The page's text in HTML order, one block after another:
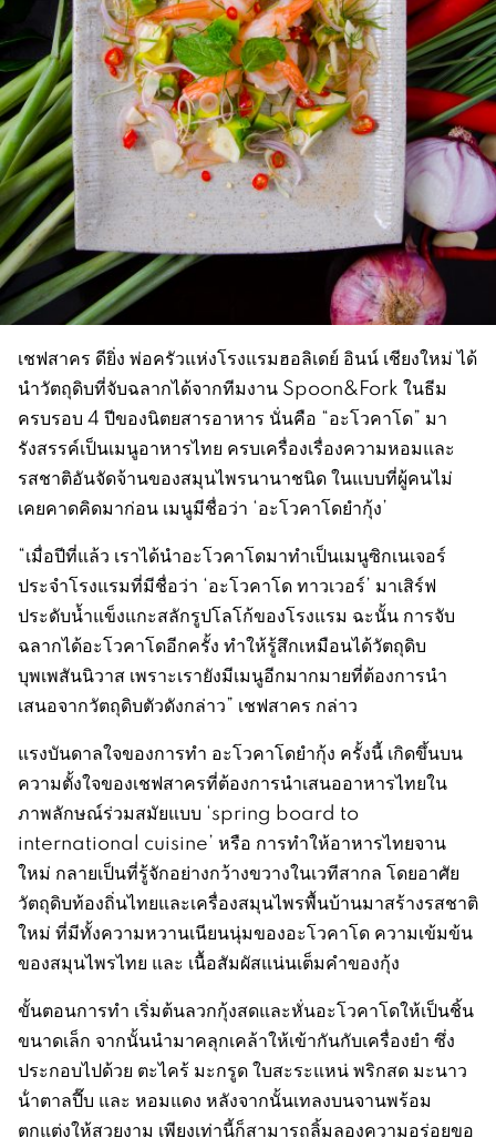
เชฟสาคร ดียิ่ง พ่อครัวแห่งโรงแรมฮอลิเดย์ อินน์ เชียงใหม่ ได้
นำวัตถุดิบที่จับฉลากได้จากทีมงาน Spoon&Fork ในธีม
ครบรอบ 4 ปีของนิตยสารอาหาร นั่นคือ “อะโวคาโด” มา
รังสรรค์เป็นเมนูอาหารไทย ครบเครื่องเรื่องความหอมและ
รสชาติอันจัดจ้านของสมุนไพรนานาชนิด ในแบบที่ผู้คนไม่
เคยคาดคิดมาก่อน เมนูมีชื่อว่า ‘อะโวคาโดยำกุ้ง’
“เมื่อปีที่แล้ว เราได้นำอะโวคาโดมาทำเป็นเมนูซิกเนเจอร์
ประจำโรงแรมที่มีชื่อว่า ‘อะโวคาโด ทาวเวอร์’ มาเสิร์ฟ
ประดับน้ำแข็งแกะสลักรูปโลโก้ของโรงแรม ฉะนั้น การจับ
ฉลากได้อะโวคาโดอีกครั้ง ทำให้รู้สึกเหมือนได้วัตถุดิบ
บุพเพสันนิวาส เพราะเรายังมีเมนูอีกมากมายที่ต้องการนำ
เสนอจากวัตถุดิบตัวดังกล่าว” เชฟสาคร กล่าว
แรงบันดาลใจของการทำ อะโวคาโดยำกุ้ง ครั้งนี้ เกิดขึ้นบน
ความตั้งใจของเชฟสาครที่ต้องการนำเสนออาหารไทยใน
ภาพลักษณ์ร่วมสมัยแบบ ‘spring board to
international cuisine’ หรือ การทำให้อาหารไทยจาน
ใหม่ กลายเป็นที่รู้จักอย่างกว้างขวางในเวทีสากล โดยอาศัย
วัตถุดิบท้องถิ่นไทยและเครื่องสมุนไพรพื้นบ้านมาสร้างรสชาติ
ใหม่ ที่มีทั้งความหวานเนียนนุ่มของอะโวคาโด ความเข้มข้น
ของสมุนไพรไทย และ เนื้อสัมผัสแน่นเต็มคำของกุ้ง
ขั้นตอนการทำ เริ่มต้นลวกกุ้งสดและหั่นอะโวคาโดให้เป็นชิ้น
ขนาดเล็ก จากนั้นนำมาคลุกเคล้าให้เข้ากันกับเครื่องยำ ซึ่ง
ประกอบไปด้วย ตะไคร้ มะกรูด ใบสะระแหน่ พริกสด มะนาว
น้ําตาลปี๊บ และ หอมแดง หลังจากนั้นเทลงบนจานพร้อม
ตกแต่งให้สวยงาม เพียงเท่านี้ก็สามารถลิ้มลองความอร่อยขอ